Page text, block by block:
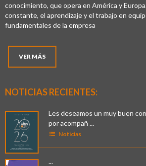
conocimiento, que opera en América y
constante, el aprendizaje y el trabajo en
fundamentales de la empresa
VER MÁS
NOTICIAS RECIENTES:
Les deseamos un muy buen
por acompañ ...
Noticias
...